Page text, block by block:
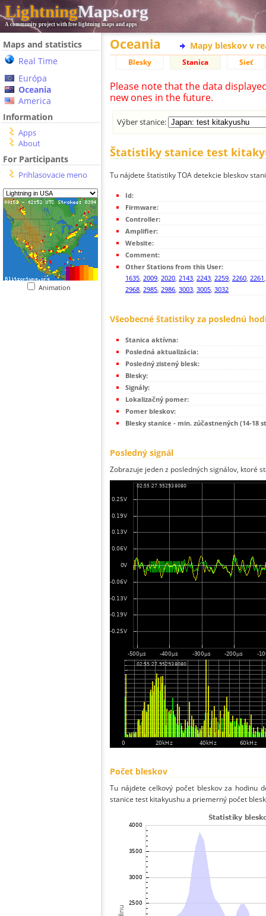
LightningMaps.org
A community project with free lightning maps and apps
Maps and statistics
Real Time
Európa
Oceania
America
Information
Apps
About
For Participants
Prihlasovacie meno
Animation
Oceania Mapy bleskov v
Blesky Stanica Sieť
Please note that the data
new ones in the future.
Výber stanice:
Štatistiky stanice test
Tu nájdete štatistiky TOA detekcie bleskov
Id:
Firmware:
Controller:
Amplifier:
Website:
Comment:
Other Stations from this User:
1635, 2009, 2020, 2143, 2243, 2259, 2260, 2261
2968, 2985, 2986, 3003, 3005, 3032
Všeobecné štatistiky za poslednú
Stanica aktívna:
Posledná aktualizácia:
Posledný zistený blesk:
Blesky:
Signály:
Lokalizačný pomer:
Pomer bleskov:
Blesky stanice - min. zúčastnených (14-18
Posledný signál
Zobrazuje jeden z posledných signálov, ktoré
Počet bleskov
Tu nájdete celkový počet bleskov za hodinu
stanice test kitakyushu a priemerný počet